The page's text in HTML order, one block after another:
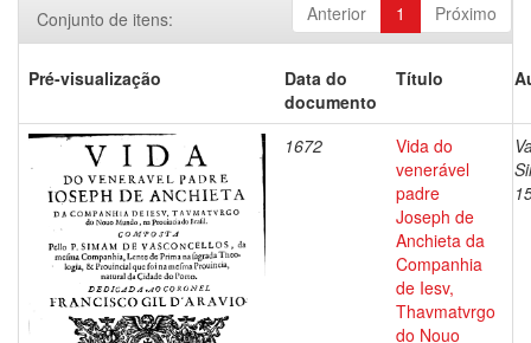
Anterior 1 Próximo
Conjunto de itens:
Pré-visualização
Data do
documento
Título
1672
Vida do
venerável
padre
Joseph de
Anchieta da
Companhia
de Iesv,
Thavmatvrgo
do Nouo